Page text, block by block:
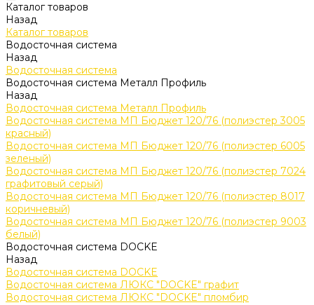
Каталог товаров
Назад
Каталог товаров
Водосточная система
Назад
Водосточная система
Водосточная система Металл Профиль
Назад
Водосточная система Металл Профиль
Водосточная система МП Бюджет 120/76 (полиэстер 3005
красный)
Водосточная система МП Бюджет 120/76 (полиэстер 6005
зеленый)
Водосточная система МП Бюджет 120/76 (полиэстер 7024
графитовый серый)
Водосточная система МП Бюджет 120/76 (полиэстер 8017
коричневый)
Водосточная система МП Бюджет 120/76 (полиэстер 9003
белый)
Водосточная система DOCKE
Назад
Водосточная система DOCKE
Водосточная система ЛЮКС "DOCKE" графит
Водосточная система ЛЮКС "DOCKE" пломбир